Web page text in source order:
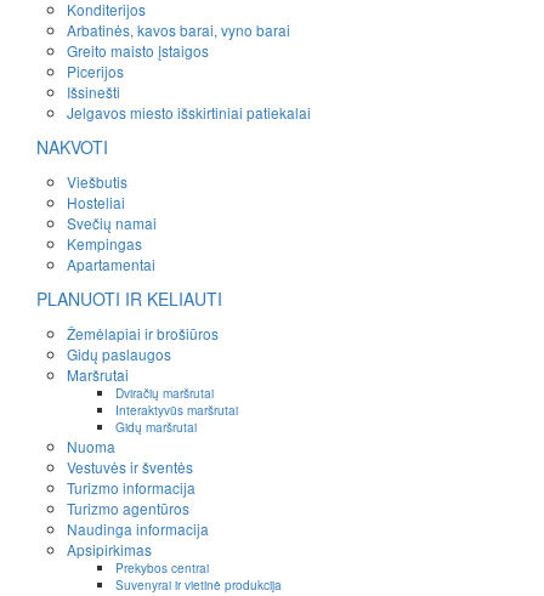
Konditerijos
Arbatinės, kavos barai, vyno barai
Greito maisto įstaigos
Picerijos
Išsinešti
Jelgavos miesto išskirtiniai patiekalai
NAKVOTI
Viešbutis
Hosteliai
Svečių namai
Kempingas
Apartamentai
PLANUOTI IR KELIAUTI
Žemėlapiai ir brošiūros
Gidų paslaugos
Maršrutai
Dviračių maršrutai
Interaktyvūs maršrutai
Gidų maršrutai
Nuoma
Vestuvės ir šventės
Turizmo informacija
Turizmo agentūros
Naudinga informacija
Apsipirkimas
Prekybos centrai
Suvenyrai ir vietinė produkcija